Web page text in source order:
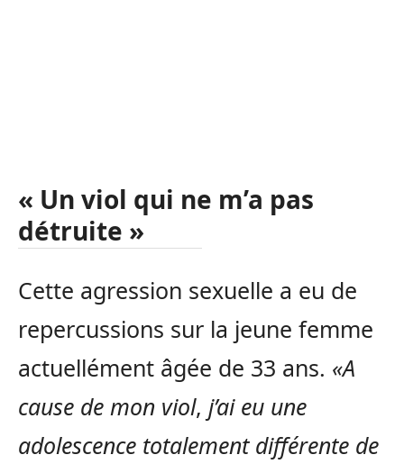
« Un viol qui ne m’a pas
détruite »
Cette agression sexuelle a eu de
repercussions sur la jeune femme
actuellément âgée de 33 ans. «A
cause de mon viol, j’ai eu une
adolescence totalement différente de